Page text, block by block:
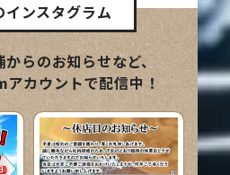
フリード
e:HEV AIR EX
詳細はこちら
情報を開く
Super-ONE
Super-ONE
詳細はこちら
情報を開く
インスタグラム
からのお知らせなど、
カウントで配信中！